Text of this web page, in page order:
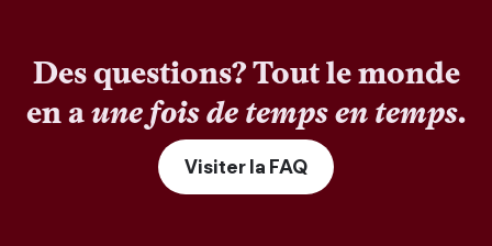
Des questions? Tout le monde
en aune fois de temps en temps.
Visiter la FAQ